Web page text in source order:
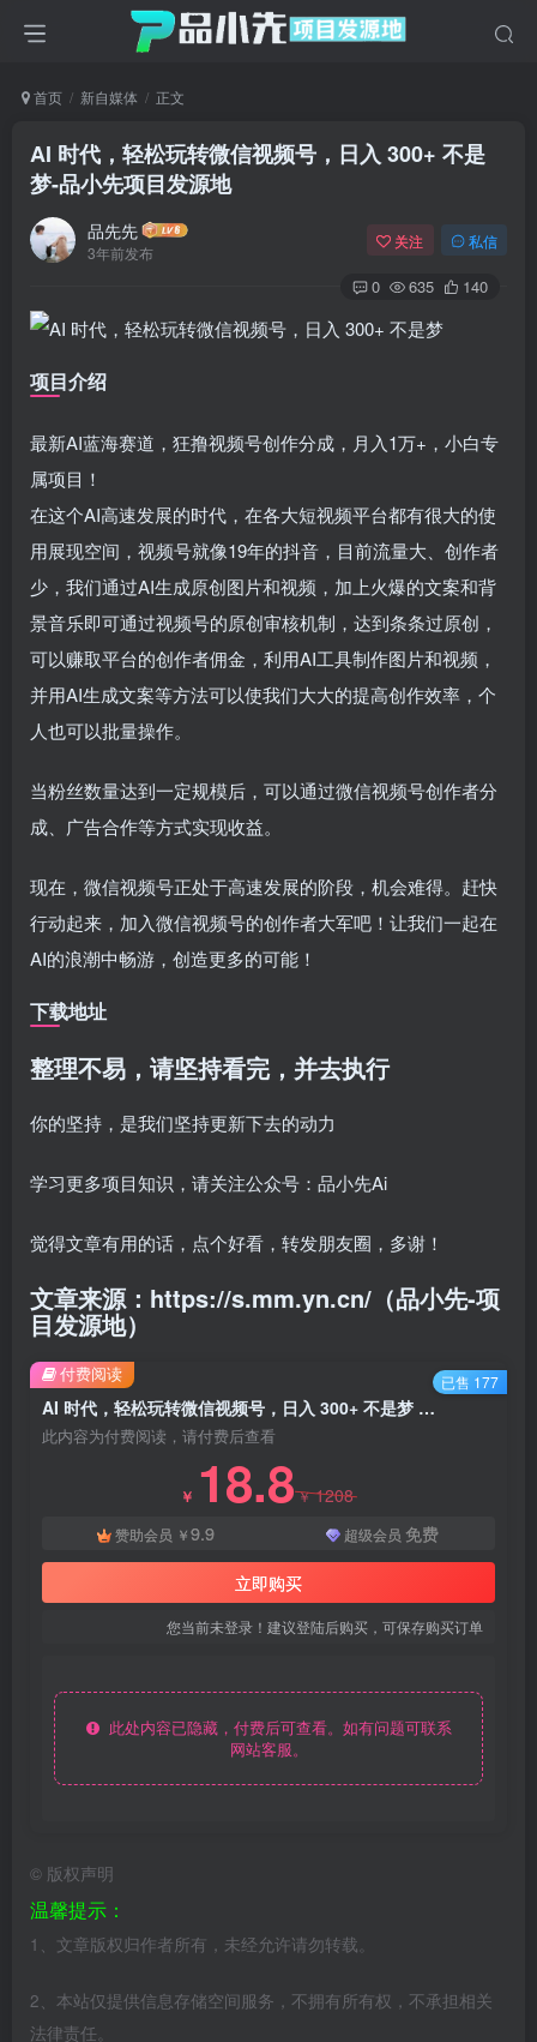
首页 新自媒体 正文
AI 时代，轻松玩转微信视频号，日入 300+ 不是
梦-品小先项目发源地
品先先
3年前发布
关注 私信
0 635 140
项目介绍
最新AI蓝海赛道，狂撸视频号创作分成，月入1万+，小白专
属项目！
在这个AI高速发展的时代，在各大短视频平台都有很大的使
用展现空间，视频号就像19年的抖音，目前流量大、创作者
少，我们通过AI生成原创图片和视频，加上火爆的文案和背
景音乐即可通过视频号的原创审核机制，达到条条过原创，
可以赚取平台的创作者佣金，利用AI工具制作图片和视频，
并用AI生成文案等方法可以使我们大大的提高创作效率，个
人也可以批量操作。
当粉丝数量达到一定规模后，可以通过微信视频号创作者分
成、广告合作等方式实现收益。
现在，微信视频号正处于高速发展的阶段，机会难得。赶快
行动起来，加入微信视频号的创作者大军吧！让我们一起在
AI的浪潮中畅游，创造更多的可能！
下载地址
整理不易，请坚持看完，并去执行
你的坚持，是我们坚持更新下去的动力
学习更多项目知识，请关注公众号：品小先Ai
觉得文章有用的话，点个好看，转发朋友圈，多谢！
文章来源：https://s.mm.yn.cn/（品小先-项
目发源地）
AI 时代，轻松玩转微信视频号，日入 300+ 不是梦 - 资源之家
此内容为付费阅读，请付费后查看
￥ 18.8￥1208
赞助会员 ￥9.9 超级会员 免费
立即购买
您当前未登录！建议登陆后购买，可保存购买订单
此处内容已隐藏，付费后可查看。如有问题可联系
网站客服。
付费阅读 已售 177
© 版权声明
温馨提示：
1、文章版权归作者所有，未经允许请勿转载。
2、本站仅提供信息存储空间服务，不拥有所有权，不承担相关
法律责任。